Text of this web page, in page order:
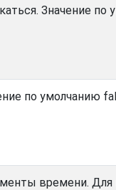
Значение по
по умолчанию
времени. Для